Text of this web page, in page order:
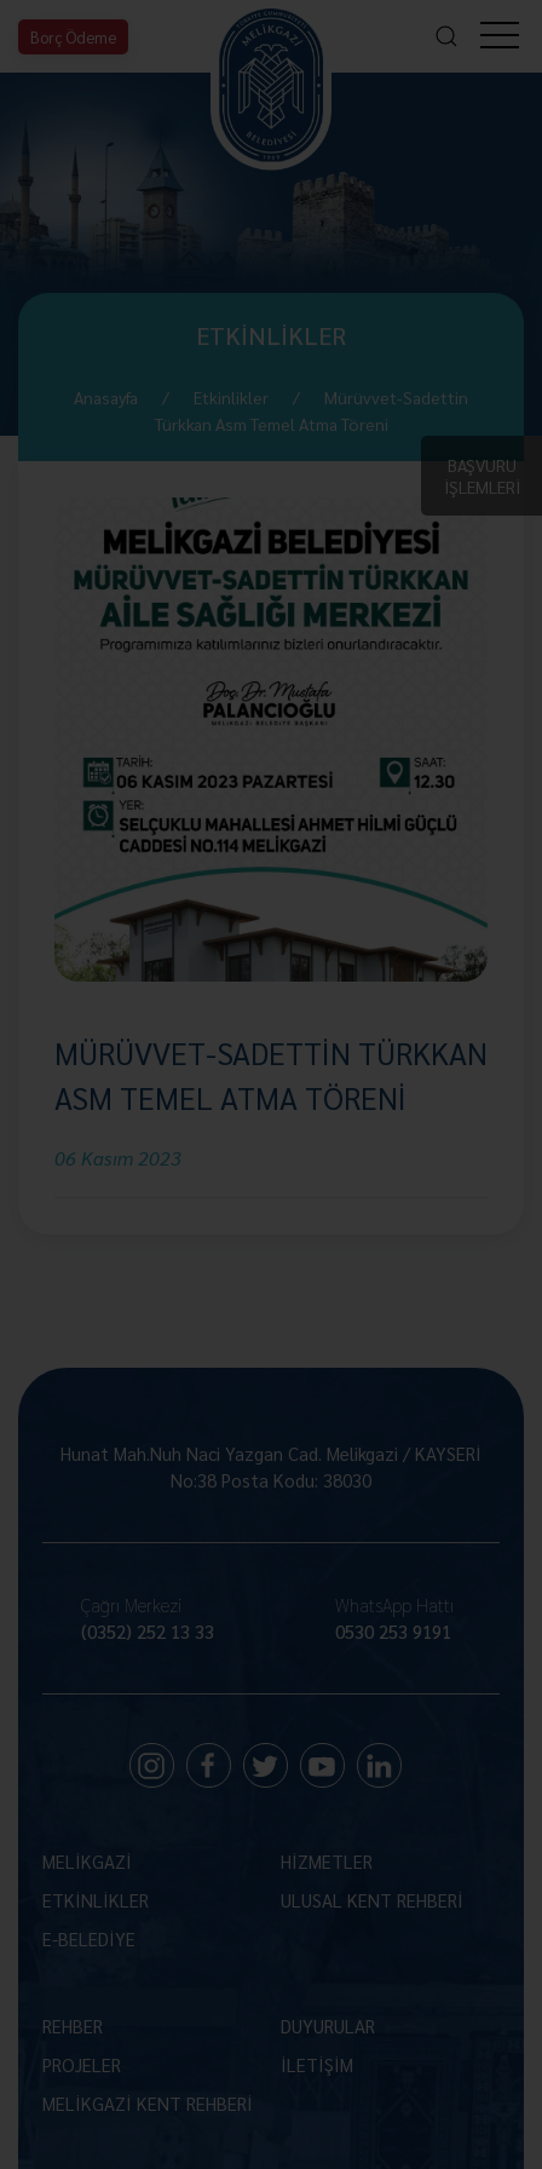
Borç Ödeme
BAŞVURU
İŞLEMLERİ
ETKİNLİKLER
Anasayfa Etkinlikler
Mürüvvet-Sadettin
Türkkan Asm Temel Atma Töreni
MÜRÜVVET-SADETTİN TÜRKKAN
ASM TEMEL ATMA TÖRENİ
06 Kasım 2023
Hunat Mah.Nuh Naci Yazgan Cad. Melikgazi / KAYSERİ
No:38 Posta Kodu: 38030
Çağrı Merkezi
(0352) 252 13 33
WhatsApp Hattı
0530 253 9191
MELİKGAZİ
HİZMETLER
ETKİNLİKLER
ULUSAL KENT REHBERİ
E-BELEDİYE
REHBER
DUYURULAR
PROJELER
İLETİŞİM
MELİKGAZİ KENT REHBERİ